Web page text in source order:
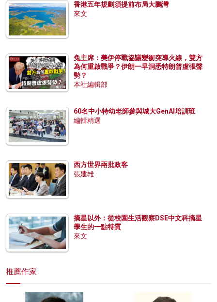
香港五年規劃須提前布局大鵬灣
來文
兔主席：美伊停戰協議變衝突導火線，雙方
為何重啟戰爭？伊朗一早洞悉特朗普虛張聲
勢？
本社編輯部
60名中小特幼老師參與城大GenAI培訓班
編輯精選
西方世界兩批政客
張建雄
摘星以外：從校園生活觀察DSE中文科摘星
學生的一點特質
來文
推薦作家